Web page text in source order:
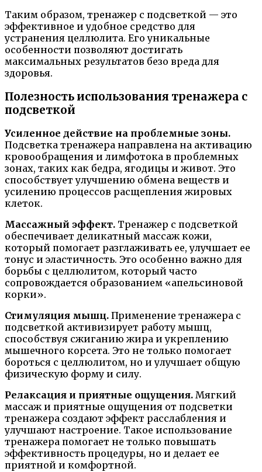
Таким образом, тренажер с подсветкой — это
эффективное и удобное средство для
устранения целлюлита. Его уникальные
особенности позволяют достигать
максимальных результатов безо вреда для
здоровья.
Полезность использования тренажера с
подсветкой
Усиленное действие на проблемные зоны.
Подсветка тренажера направлена на активацию
кровообращения и лимфотока в проблемных
зонах, таких как бедра, ягодицы и живот. Это
способствует улучшению обмена веществ и
усилению процессов расщепления жировых
клеток.
Массажный эффект. Тренажер с подсветкой
обеспечивает деликатный массаж кожи,
который помогает разглаживать ее, улучшает ее
тонус и эластичность. Это особенно важно для
борьбы с целлюлитом, который часто
сопровождается образованием «апельсиновой
корки».
Стимуляция мышц. Применение тренажера с
подсветкой активизирует работу мышц,
способствуя сжиганию жира и укреплению
мышечного корсета. Это не только помогает
бороться с целлюлитом, но и улучшает общую
физическую форму и силу.
Релаксация и приятные ощущения. Мягкий
массаж и приятные ощущения от подсветки
тренажера создают эффект расслабления и
улучшают настроение. Такое использование
тренажера помогает не только повышать
эффективность процедуры, но и делает ее
приятной и комфортной.